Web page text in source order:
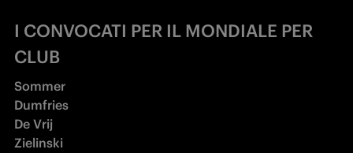
I CONVOCATI PER IL MONDIALE PER
CLUB
Sommer
Dumfries
De Vrij
Zielinski